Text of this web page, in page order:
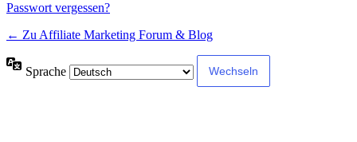
Passwort vergessen?
← Zu Affiliate Marketing Forum & Blog
Sprache